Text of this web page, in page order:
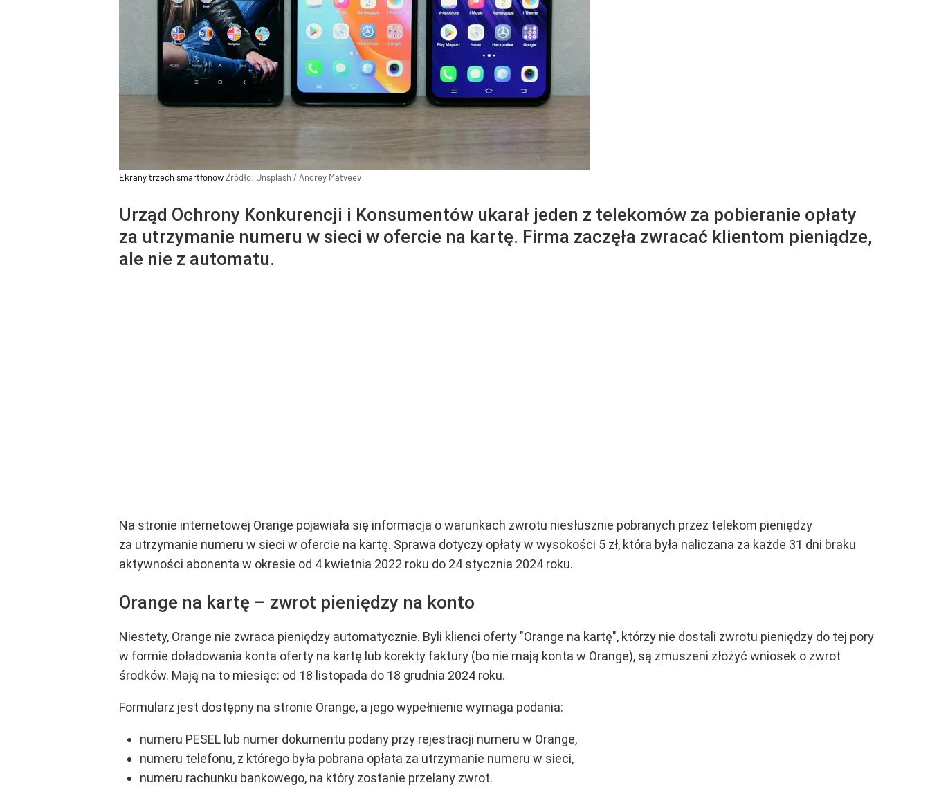
Ekrany trzech smartfonówŹródło: Unsplash / Andrey Matveev
Urząd Ochrony Konkurencji i Konsumentów ukarał jeden z telekomów za pobieranie opłaty
za utrzymanie numeru w sieci w ofercie na kartę. Firma zaczęła zwracać klientom pieniądze,
ale nie z automatu.
Na stronie internetowej Orange pojawiała się informacja o warunkach zwrotu niesłusznie pobranych przez telekom pieniędzy
za utrzymanie numeru w sieci w ofercie na kartę. Sprawa dotyczy opłaty w wysokości 5 zł, która była naliczana za każde 31 dni braku
aktywności abonenta w okresie od 4 kwietnia 2022 roku do 24 stycznia 2024 roku.
Orange na kartę – zwrot pieniędzy na konto
Niestety, Orange nie zwraca pieniędzy automatycznie. Byli klienci oferty "Orange na kartę", którzy nie dostali zwrotu pieniędzy do tej pory
w formie doładowania konta oferty na kartę lub korekty faktury (bo nie mają konta w Orange), są zmuszeni złożyć wniosek o zwrot
środków. Mają na to miesiąc: od 18 listopada do 18 grudnia 2024 roku.
Formularz jest dostępny na stronie Orange, a jego wypełnienie wymaga podania:
numeru PESEL lub numer dokumentu podany przy rejestracji numeru w Orange,
numeru telefonu, z którego była pobrana opłata za utrzymanie numeru w sieci,
numeru rachunku bankowego, na który zostanie przelany zwrot.